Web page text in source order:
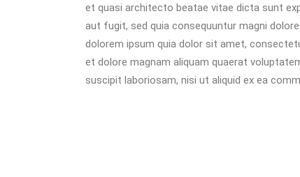
et quasi architecto beatae vitae dicta sunt
aut fugit, sed quia consequuntur magni
dolorem ipsum quia dolor sit amet,
et dolore magnam aliquam quaerat
suscipit laboriosam, nisi ut aliquid ex ea